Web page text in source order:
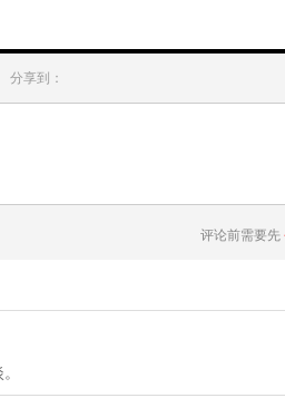
分享到：
评论前需要先